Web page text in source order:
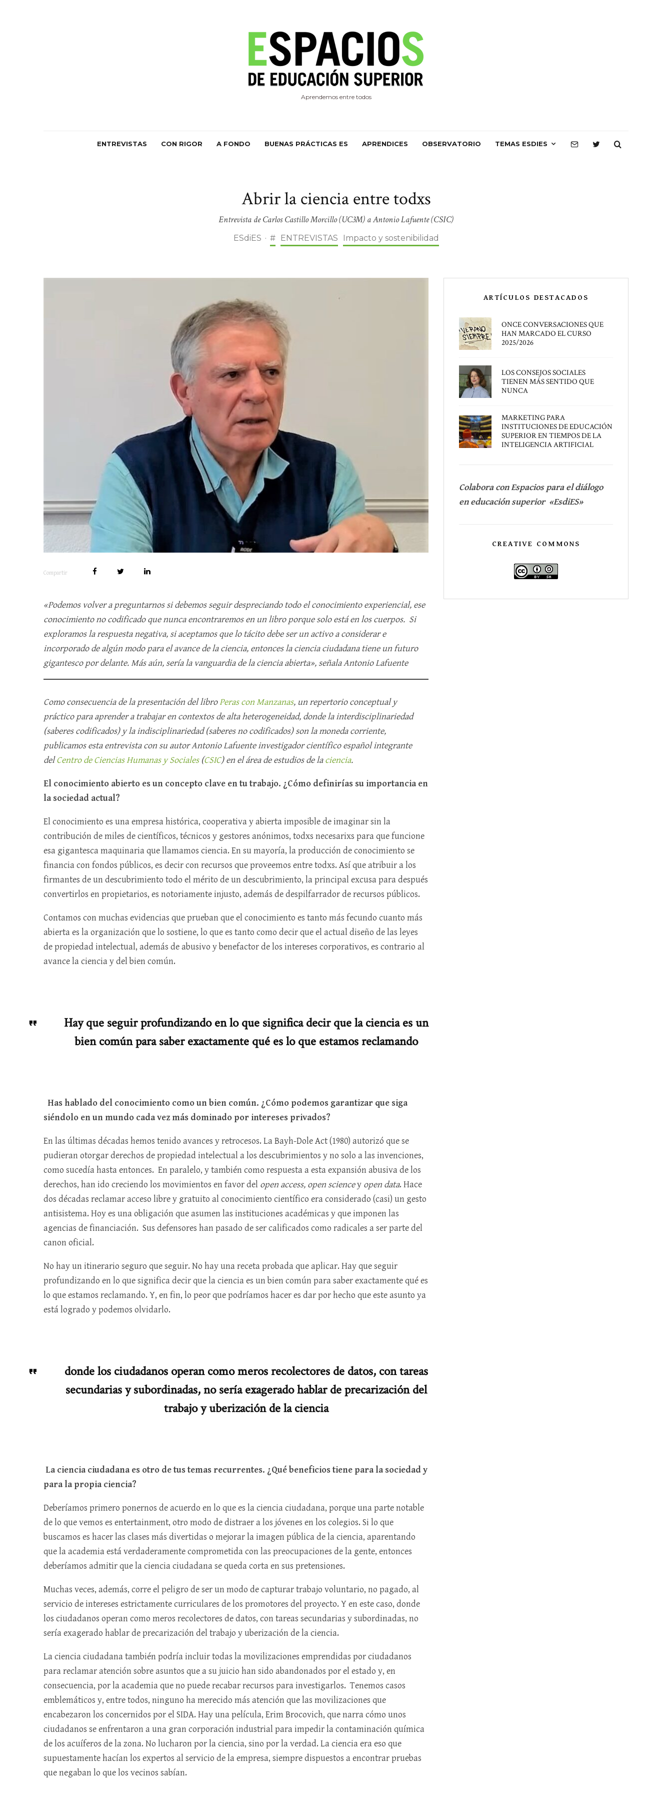
Aprendemos entre todos
ENTREVISTAS CON RIGOR A FONDO BUENAS PRÁCTICAS ES APRENDICES OBSERVATORIO TEMAS ESDIES
Abrir la ciencia entre todxs
Entrevista de Carlos Castillo Morcillo (UC3M) a Antonio Lafuente (CSIC)
ESdiES · # ENTREVISTAS Impacto y sostenibilidad
Compartir
«Podemos volver a preguntarnos si debemos seguir despreciando todo el conocimiento experiencial, ese
conocimiento no codificado que nunca encontraremos en un libro porque solo está en los cuerpos. Si
exploramos la respuesta negativa, si aceptamos que lo tácito debe ser un activo a considerar e
incorporado de algún modo para el avance de la ciencia, entonces la ciencia ciudadana tiene un futuro
gigantesco por delante. Más aún, sería la vanguardia de la ciencia abierta», señala Antonio Lafuente
Como consecuencia de la presentación del libroPeras con Manzanas, un repertorio conceptual y
práctico para aprender a trabajar en contextos de alta heterogeneidad, donde la interdisciplinariedad
(saberes codificados) y la indisciplinariedad (saberes no codificados) son la moneda corriente,
publicamos esta entrevista con su autor Antonio Lafuente investigador científico español integrante
delCentro de Ciencias Humanas y Sociales(CSIC) en el área de estudios de laciencia.
El conocimiento abierto es un concepto clave en tu trabajo. ¿Cómo definirías su importancia en
la sociedad actual?
El conocimiento es una empresa histórica, cooperativa y abierta imposible de imaginar sin la
contribución de miles de científicos, técnicos y gestores anónimos, todxs necesarixs para que funcione
esa gigantesca maquinaria que llamamos ciencia. En su mayoría, la producción de conocimiento se
financia con fondos públicos, es decir con recursos que proveemos entre todxs. Así que atribuir a los
firmantes de un descubrimiento todo el mérito de un descubrimiento, la principal excusa para después
convertirlos en propietarios, es notoriamente injusto, además de despilfarrador de recursos públicos.
Contamos con muchas evidencias que prueban que el conocimiento es tanto más fecundo cuanto más
abierta es la organización que lo sostiene, lo que es tanto como decir que el actual diseño de las leyes
de propiedad intelectual, además de abusivo y benefactor de los intereses corporativos, es contrario al
avance la ciencia y del bien común.
Hay que seguir profundizando en lo que significa decir que la ciencia es un
bien común para saber exactamente qué es lo que estamos reclamando
Has hablado del conocimiento como un bien común. ¿Cómo podemos garantizar que siga
siéndolo en un mundo cada vez más dominado por intereses privados?
En las últimas décadas hemos tenido avances y retrocesos. La Bayh-Dole Act (1980) autorizó que se
pudieran otorgar derechos de propiedad intelectual a los descubrimientos y no solo a las invenciones,
como sucedía hasta entonces. En paralelo, y también como respuesta a esta expansión abusiva de los
derechos, han ido creciendo los movimientos en favor del open access, open sciencey open data. Hace
dos décadas reclamar acceso libre y gratuito al conocimiento científico era considerado (casi) un gesto
antisistema. Hoy es una obligación que asumen las instituciones académicas y que imponen las
agencias de financiación. Sus defensores han pasado de ser calificados como radicales a ser parte del
canon oficial.
No hay un itinerario seguro que seguir. No hay una receta probada que aplicar. Hay que seguir
profundizando en lo que significa decir que la ciencia es un bien común para saber exactamente qué es
lo que estamos reclamando. Y, en fin, lo peor que podríamos hacer es dar por hecho que este asunto ya
está logrado y podemos olvidarlo.
donde los ciudadanos operan como meros recolectores de datos, con tareas
secundarias y subordinadas, no sería exagerado hablar de precarización del
trabajo y uberización de la ciencia
La ciencia ciudadana es otro de tus temas recurrentes. ¿Qué beneficios tiene para la sociedad y
para la propia ciencia?
Deberíamos primero ponernos de acuerdo en lo que es la ciencia ciudadana, porque una parte notable
de lo que vemos es entertainment, otro modo de distraer a los jóvenes en los colegios. Si lo que
buscamos es hacer las clases más divertidas o mejorar la imagen pública de la ciencia, aparentando
que la academia está verdaderamente comprometida con las preocupaciones de la gente, entonces
deberíamos admitir que la ciencia ciudadana se queda corta en sus pretensiones.
Muchas veces, además, corre el peligro de ser un modo de capturar trabajo voluntario, no pagado, al
servicio de intereses estrictamente curriculares de los promotores del proyecto. Y en este caso, donde
los ciudadanos operan como meros recolectores de datos, con tareas secundarias y subordinadas, no
sería exagerado hablar de precarización del trabajo y uberización de la ciencia.
La ciencia ciudadana también podría incluir todas la movilizaciones emprendidas por ciudadanos
para reclamar atención sobre asuntos que a su juicio han sido abandonados por el estado y, en
consecuencia, por la academia que no puede recabar recursos para investigarlos. Tenemos casos
emblemáticos y, entre todos, ninguno ha merecido más atención que las movilizaciones que
encabezaron los concernidos por el SIDA. Hay una película, Erim Brocovich, que narra cómo unos
ciudadanos se enfrentaron a una gran corporación industrial para impedir la contaminación química
de los acuíferos de la zona. No lucharon por la ciencia, sino por la verdad. La ciencia era eso que
supuestamente hacían los expertos al servicio de la empresa, siempre dispuestos a encontrar pruebas
que negaban lo que los vecinos sabían.
ARTÍCULOS DESTACADOS
ONCE CONVERSACIONES QUE
HAN MARCADO EL CURSO
2025/2026
LOS CONSEJOS SOCIALES
TIENEN MÁS SENTIDO QUE
NUNCA
MARKETING PARA
INSTITUCIONES DE EDUCACIÓN
SUPERIOR EN TIEMPOS DE LA
INTELIGENCIA ARTIFICIAL
Colabora con Espacios para el diálogo
en educación superior «EsdiES»
CREATIVE COMMONS